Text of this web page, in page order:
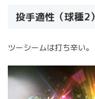
投手適性（球種2）
ツーシームは打ち辛い。